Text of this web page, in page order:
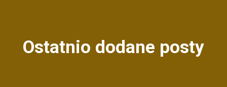
Ostatnio dodane posty